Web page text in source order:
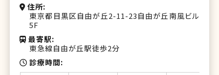
湘南美容クリニック 青森院
湘南美容皮フ科 仙台院
湘南美容クリニック 秋田院
湘南美容クリニック 名古屋駅本院
湘南美容クリニック 金山院
湘南美容クリニック 大阪梅田本院
住所
東京都目黒区自由が丘2-11-23自由が丘南風ビル
5F
最寄駅
東急線自由が丘駅徒歩2分
診療時間